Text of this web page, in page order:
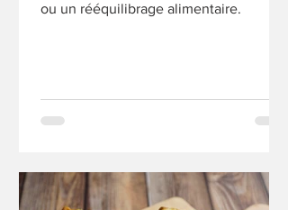
ou un rééquilibrage alimentaire.